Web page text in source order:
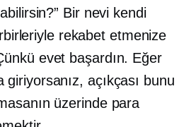
Bir nevi kendi
rekabet etmenize
evet başardın. Eğer
açıkçası bunu
üzerinde para